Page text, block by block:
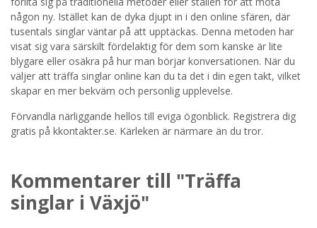
Sekretesspolicyn. Jag godkänner att ta emot information och
reklam via e-post från hemsidans operatörer. Jag kan dra
tillbaka godkännande när jag vill.
STARTA NU!
någon ny. Istället kan de dyka djupt in i den online sfären, där
tusentals singlar väntar på att upptäckas. Denna metoden har
visat sig vara särskilt fördelaktig för dem som kanske är lite
blygare eller osäkra på hur man börjar konversationen. När du
väljer att träffa singlar online kan du ta det i din egen takt, vilket
skapar en mer bekväm och personlig upplevelse.
Förvandla närliggande hellos till eviga ögonblick. Registrera dig
gratis på kkontakter.se. Kärleken är närmare än du tror.
Kommentarer till "Träffa
singlar i Växjö"